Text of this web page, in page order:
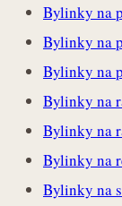
Bylinky na
Bylinky na
Bylinky na
Bylinky na
Bylinky na
Bylinky na
Bylinky na